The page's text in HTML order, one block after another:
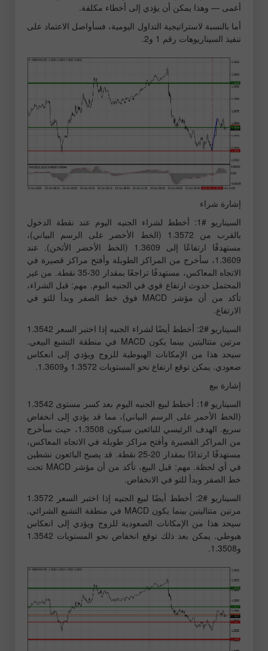
أعمى — وهذا يمكن أن يؤدي إلى أخطاء مكلفة.
أما بالنسبة لاستراتيجية التداول اليومية، فسأواصل الاعتماد على
تنفيذ السيناريوهات رقم 1 و2.
إشارة شراء
السيناريو #1: أخطط لشراء الجنيه اليوم عند نقطة الدخول
بالقرب من 1.3572 (الخط الأخضر على الرسم البياني)،
مستهدفًا ارتفاعًا إلى 1.3609 (الخط الأخضر الأثخن). عند
1.3609، سأخرج من المراكز الطويلة وأفتح مراكز قصيرة في
الاتجاه المعاكس، مستهدفًا تراجعًا بمقدار 30-35 نقطة. من غير
المحتمل حدوث ارتفاع قوي في الجنيه اليوم. مهم: قبل الشراء،
تأكد من أن مؤشر MACD فوق خط الصفر وبدأ للتو في
الارتفاع.
السيناريو #2: أخطط أيضًا لشراء الجنيه إذا اختبر السعر 1.3542
مرتين متتاليتين بينما يكون MACD في منطقة التشبع البيعي.
سيحد هذا من الإمكانات الهبوطية للزوج ويؤدي إلى انعكاس
صعودي. يمكن توقع ارتفاع نحو المستويات 1.3572 و1.3609.
إشارة بيع
السيناريو #1: أخطط لبيع الجنيه اليوم بعد كسر مستوى 1.3542
(الخط الأحمر على الرسم البياني)، مما قد يؤدي إلى انخفاض
سريع. الهدف الرئيسي للبائعين سيكون 1.3508، حيث سأخرج
من المراكز القصيرة وأفتح مراكز طويلة في الاتجاه المعاكس،
مستهدفًا ارتدادًا بمقدار 20-25 نقطة. قد يصبح البائعون نشطين
في أي لحظة. مهم: قبل البيع، تأكد من أن مؤشر MACD تحت
خط الصفر وبدأ للتو في الانخفاض.
السيناريو #2: أخطط أيضًا لبيع الجنيه إذا اختبر السعر 1.3572
مرتين متتاليتين بينما يكون MACD في منطقة التشبع الشرائي.
سيحد هذا من الإمكانات الصعودية للزوج ويؤدي إلى انعكاس
هبوطي. يمكن بعد ذلك توقع انخفاض نحو المستويات 1.3542
و1.3508.